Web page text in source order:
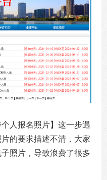
人报名照片】这一步遇
的要求描述不清，大家
照片，导致浪费了很多